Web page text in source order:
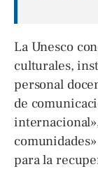
La Unesco
culturales,
personal
de
para la